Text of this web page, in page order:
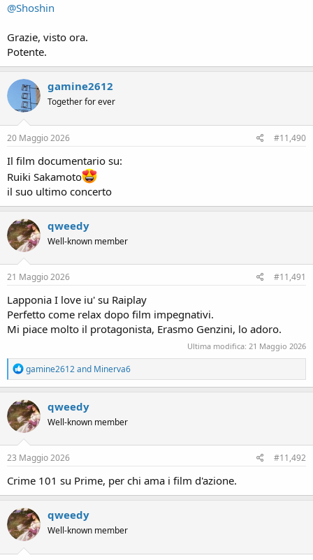
Come non fossi di fronte ad un film.
Questo potente lavoro dovrebbe essere proiettato in tutte le
scuole.
Dovrebbe diventare motivo di riflessione e discussione .
...Se potete guardatelo.
@Shoshin
Grazie, visto ora.
Potente.
gamine2612
Together for ever
20 Maggio 2026 #11,490
Il film documentario su:
Ruiki Sakamoto
il suo ultimo concerto
qweedy
Well-known member
21 Maggio 2026 #11,491
Lapponia I love iu' su Raiplay
Perfetto come relax dopo film impegnativi.
Mi piace molto il protagonista, Erasmo Genzini, lo adoro.
Ultima modifica: 21 Maggio 2026
R
e
a
c
t
i
o
n
s
gamine2612and Minerva6
qweedy
Well-known member
23 Maggio 2026 #11,492
Crime 101 su Prime, per chi ama i film d'azione.
qweedy
Well-known member